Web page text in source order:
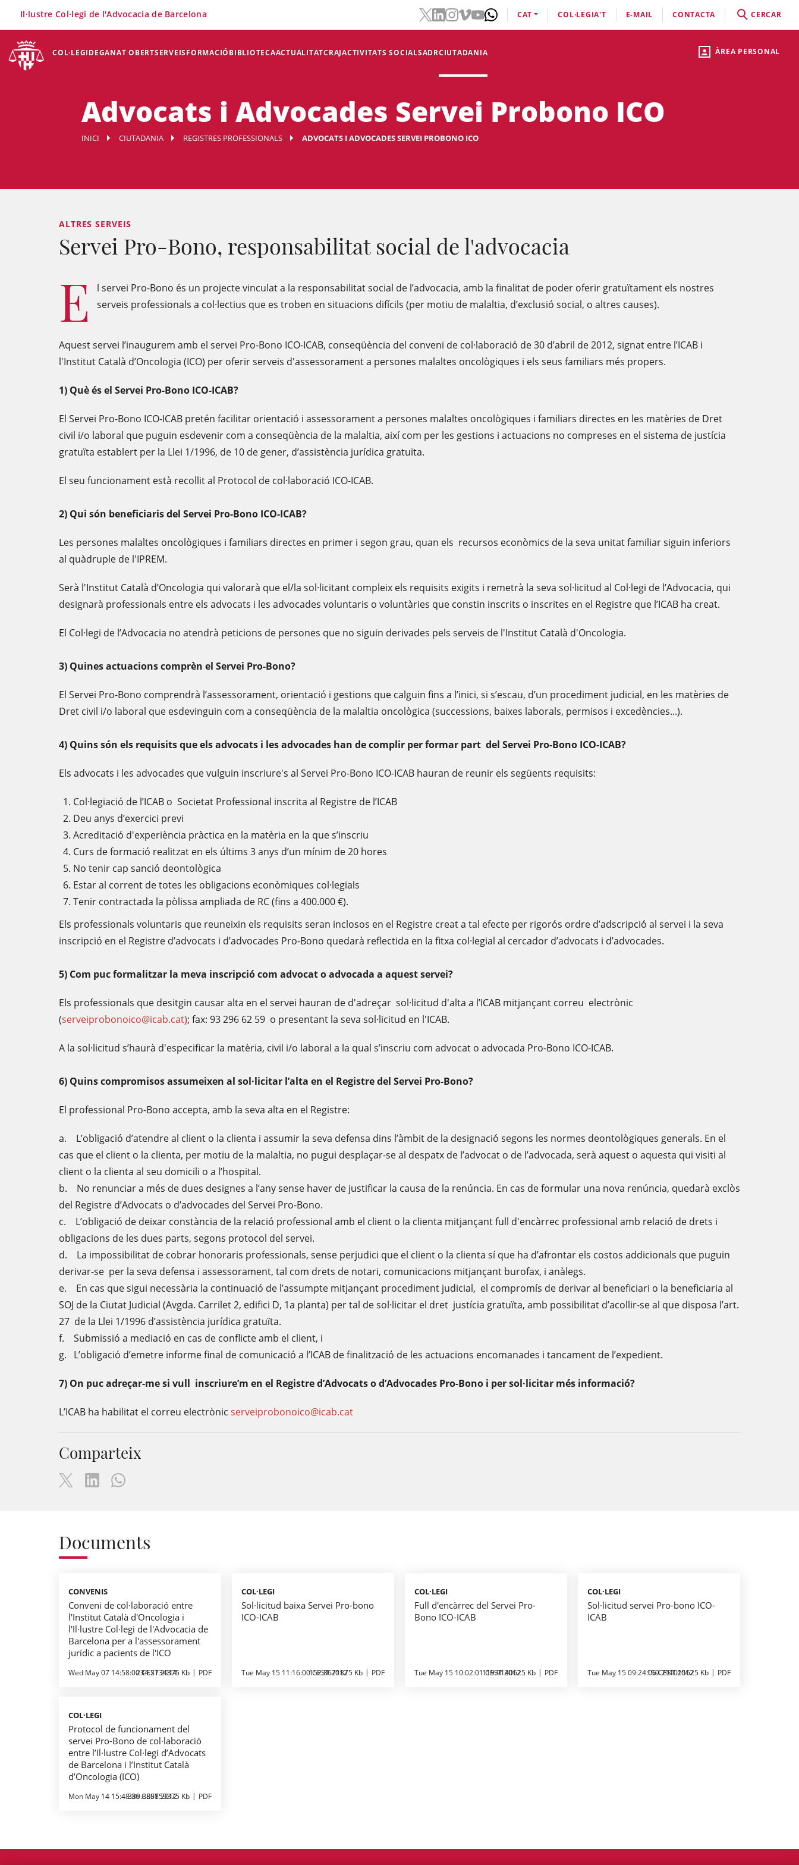
ÀREA PERSONAL
COL·LEGIDEGANAT OBERTSERVEISFORMACIÓBIBLIOTECAACTUALITATCRAJACTIVITATS SOCIALSADRCIUTADANIA
Il·lustre Col·legi de l'Advocacia de Barcelona CAT COL·LEGIA'T E-MAIL CONTACTA CERCAR
Advocats i Advocades Servei Probono ICO
INICI CIUTADANIA REGISTRES PROFESSIONALS ADVOCATS I ADVOCADES SERVEI PROBONO ICO
ALTRES SERVEIS
Servei Pro-Bono, responsabilitat social de l'advocacia
E
l servei Pro-Bono és un projecte vinculat a la responsabilitat social de l’advocacia, amb la finalitat de poder oferir gratuïtament els nostres
serveis professionals a col·lectius que es troben en situacions difícils (per motiu de malaltia, d’exclusió social, o altres causes).
Aquest servei l’inaugurem amb el servei Pro-Bono ICO-ICAB, conseqüència del conveni de col·laboració de 30 d’abril de 2012, signat entre l’ICAB i
l'Institut Català d’Oncologia (ICO) per oferir serveis d'assessorament a persones malaltes oncològiques i els seus familiars més propers.
1) Què és el Servei Pro-Bono ICO-ICAB?
El Servei Pro-Bono ICO-ICAB pretén facilitar orientació i assessorament a persones malaltes oncològiques i familiars directes en les matèries de Dret
civil i/o laboral que puguin esdevenir com a conseqüència de la malaltia, així com per les gestions i actuacions no compreses en el sistema de justícia
gratuïta establert per la Llei 1/1996, de 10 de gener, d’assistència jurídica gratuïta.
El seu funcionament està recollit al Protocol de col·laboració ICO-ICAB.
2) Qui són beneficiaris del Servei Pro-Bono ICO-ICAB?
Les persones malaltes oncològiques i familiars directes en primer i segon grau, quan els recursos econòmics de la seva unitat familiar siguin inferiors
al quàdruple de l'IPREM.
Serà l'Institut Català d’Oncologia qui valorarà que el/la sol·licitant compleix els requisits exigits i remetrà la seva sol·licitud al Col·legi de l’Advocacia, qui
designarà professionals entre els advocats i les advocades voluntaris o voluntàries que constin inscrits o inscrites en el Registre que l’ICAB ha creat.
El Col·legi de l’Advocacia no atendrà peticions de persones que no siguin derivades pels serveis de l'Institut Català d'Oncologia.
3) Quines actuacions comprèn el Servei Pro-Bono?
El Servei Pro-Bono comprendrà l’assessorament, orientació i gestions que calguin fins a l’inici, si s’escau, d’un procediment judicial, en les matèries de
Dret civil i/o laboral que esdevinguin com a conseqüència de la malaltia oncològica (successions, baixes laborals, permisos i excedències...).
4) Quins són els requisits que els advocats i les advocades han de complir per formar part del Servei Pro-Bono ICO-ICAB?
Els advocats i les advocades que vulguin inscriure's al Servei Pro-Bono ICO-ICAB hauran de reunir els següents requisits:
Col·legiació de l’ICAB o Societat Professional inscrita al Registre de l’ICAB
Deu anys d’exercici previ
Acreditació d'experiència pràctica en la matèria en la que s’inscriu
Curs de formació realitzat en els últims 3 anys d’un mínim de 20 hores
No tenir cap sanció deontològica
Estar al corrent de totes les obligacions econòmiques col·legials
Tenir contractada la pòlissa ampliada de RC (fins a 400.000 €).
Els professionals voluntaris que reuneixin els requisits seran inclosos en el Registre creat a tal efecte per rigorós ordre d’adscripció al servei i la seva
inscripció en el Registre d’advocats i d’advocades Pro-Bono quedarà reflectida en la fitxa col·legial al cercador d’advocats i d’advocades.
5) Com puc formalitzar la meva inscripció com advocat o advocada a aquest servei?
Els professionals que desitgin causar alta en el servei hauran de d'adreçar sol·licitud d'alta a l’ICAB mitjançant correu electrònic
(serveiprobonoico@icab.cat); fax: 93 296 62 59 o presentant la seva sol·licitud en l'ICAB.
A la sol·licitud s’haurà d'especificar la matèria, civil i/o laboral a la qual s’inscriu com advocat o advocada Pro-Bono ICO-ICAB.
6) Quins compromisos assumeixen al sol·licitar l’alta en el Registre del Servei Pro-Bono?
El professional Pro-Bono accepta, amb la seva alta en el Registre:
a. L’obligació d’atendre al client o la clienta i assumir la seva defensa dins l’àmbit de la designació segons les normes deontològiques generals. En el
cas que el client o la clienta, per motiu de la malaltia, no pugui desplaçar-se al despatx de l’advocat o de l’advocada, serà aquest o aquesta qui visiti al
client o la clienta al seu domicili o a l’hospital.
b. No renunciar a més de dues designes a l’any sense haver de justificar la causa de la renúncia. En cas de formular una nova renúncia, quedarà exclòs
del Registre d’Advocats o d’advocades del Servei Pro-Bono.
c. L’obligació de deixar constància de la relació professional amb el client o la clienta mitjançant full d'encàrrec professional amb relació de drets i
obligacions de les dues parts, segons protocol del servei.
d. La impossibilitat de cobrar honoraris professionals, sense perjudici que el client o la clienta sí que ha d’afrontar els costos addicionals que puguin
derivar-se per la seva defensa i assessorament, tal com drets de notari, comunicacions mitjançant burofax, i anàlegs.
e. En cas que sigui necessària la continuació de l’assumpte mitjançant procediment judicial, el compromís de derivar al beneficiari o la beneficiaria al
SOJ de la Ciutat Judicial (Avgda. Carrilet 2, edifici D, 1a planta) per tal de sol·licitar el dret justícia gratuïta, amb possibilitat d’acollir-se al que disposa l’art.
27 de la Llei 1/1996 d’assistència jurídica gratuïta.
f. Submissió a mediació en cas de conflicte amb el client, i
g. L’obligació d’emetre informe final de comunicació a l’ICAB de finalització de les actuacions encomanades i tancament de l’expedient.
7) On puc adreçar-me si vull inscriure’m en el Registre d’Advocats o d’Advocades Pro-Bono i per sol·licitar més informació?
L’ICAB ha habilitat el correu electrònic serveiprobonoico@icab.cat
Comparteix
Documents
CONVENIS
Conveni de col·laboració entre
l'Institut Català d'Oncologia i
l'Il·lustre Col·legi de l'Advocacia de
Barcelona per a l'assessorament
jurídic a pacients de l'ICO
Wed May 07 14:58:00 CEST 2014
234.2734375 Kb PDF
COL·LEGI
Sol·licitud baixa Servei Pro-bono
ICO-ICAB
Tue May 15 11:16:00 CEST 2012
152.8671875 Kb PDF
COL·LEGI
Full d'encàrrec del Servei Pro-
Bono ICO-ICAB
Tue May 15 10:02:01 CEST 2012
119.9140625 Kb PDF
COL·LEGI
Sol·licitud servei Pro-bono ICO-
ICAB
Tue May 15 09:24:06 CEST 2012
159.791015625 Kb PDF
COL·LEGI
Protocol de funcionament del
servei Pro-Bono de col·laboració
entre l’Il·lustre Col·legi d’Advocats
de Barcelona i l’Institut Català
d’Oncologia (ICO)
Mon May 14 15:48:36 CEST 2012
389.380859375 Kb PDF